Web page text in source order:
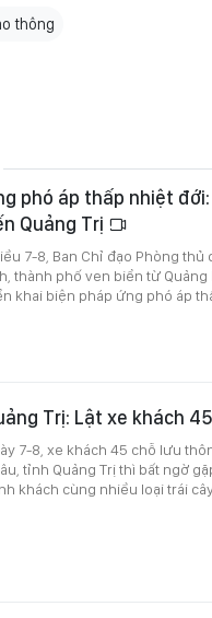
thông
phó áp thấp nhiệt
Quảng Trị
7-8, Ban Chỉ đạo Phòng
thành phố ven biển từ
khai biện pháp ứng phó áp
Trị: Lật xe khách
7-8, xe khách 45 chỗ lưu
tỉnh Quảng Trị thì bất ngờ
khách cùng nhiều loại trái